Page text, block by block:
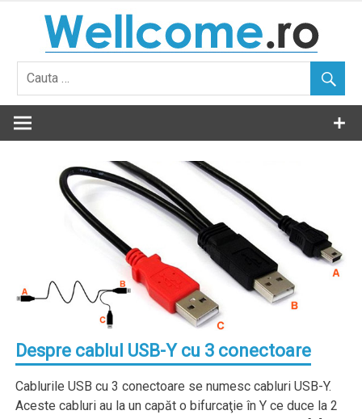
Despre cablul USB-Y cu 3 conectoare
Cablurile USB cu 3 conectoare se numesc cabluri USB-Y.
Aceste cabluri au la un capăt o bifurcaţie în Y ce duce la 2